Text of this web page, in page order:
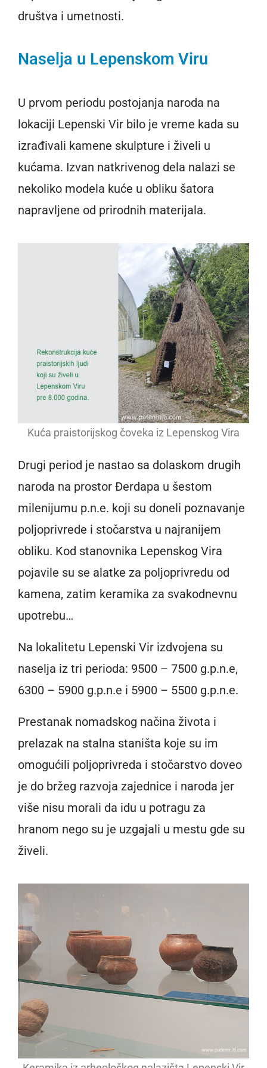
društva i umetnosti.
Naselja u Lepenskom Viru
U prvom periodu postojanja naroda na
lokaciji Lepenski Vir bilo je vreme kada su
izrađivali kamene skulpture i živeli u
kućama. Izvan natkrivenog dela nalazi se
nekoliko modela kuće u obliku šatora
napravljene od prirodnih materijala.
Kuća praistorijskog čoveka iz Lepenskog Vira
Drugi period je nastao sa dolaskom drugih
naroda na prostor Đerdapa u šestom
milenijumu p.n.e. koji su doneli poznavanje
poljoprivrede i stočarstva u najranijem
obliku. Kod stanovnika Lepenskog Vira
pojavile su se alatke za poljoprivredu od
kamena, zatim keramika za svakodnevnu
upotrebu…
Na lokalitetu Lepenski Vir izdvojena su
naselja iz tri perioda: 9500 – 7500 g.p.n.e,
6300 – 5900 g.p.n.e i 5900 – 5500 g.p.n.e.
Prestanak nomadskog načina života i
prelazak na stalna staništa koje su im
omogućili poljoprivreda i stočarstvo doveo
je do bržeg razvoja zajednice i naroda jer
više nisu morali da idu u potragu za
hranom nego su je uzgajali u mestu gde su
živeli.